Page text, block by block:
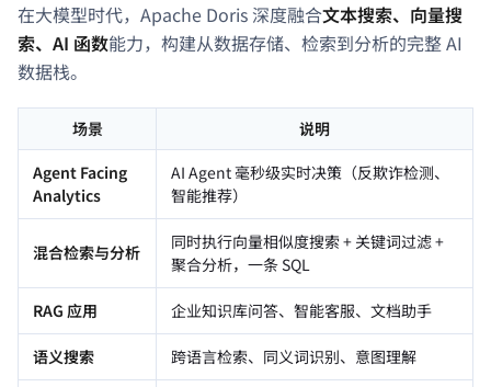
在大模型时代，Apache Doris 深度融合文本搜索、向量搜
索、AI 函数能力，构建从数据存储、检索到分析的完整 AI
数据栈。
场景
说明
Agent Facing
Analytics
AI Agent 毫秒级实时决策（反欺诈检测、
智能推荐）
混合检索与分析
同时执行向量相似度搜索 + 关键词过滤 +
聚合分析，一条 SQL
RAG 应用 企业知识库问答、智能客服、文档助手
语义搜索 跨语言检索、同义词识别、意图理解